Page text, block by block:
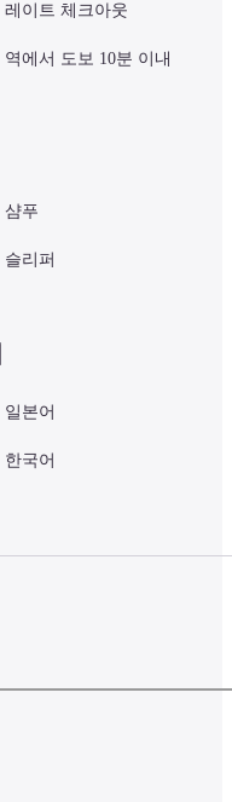
레이트 체크아웃
역에서 도보 10분 이내
샴푸
슬리퍼
일본어
한국어